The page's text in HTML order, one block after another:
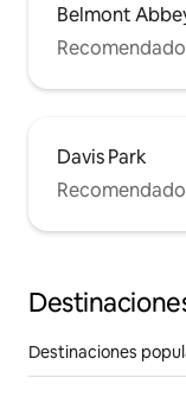
Belmont
Davis Park
Destinaciones